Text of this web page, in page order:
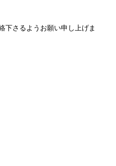
下さるようお願い申し上げま